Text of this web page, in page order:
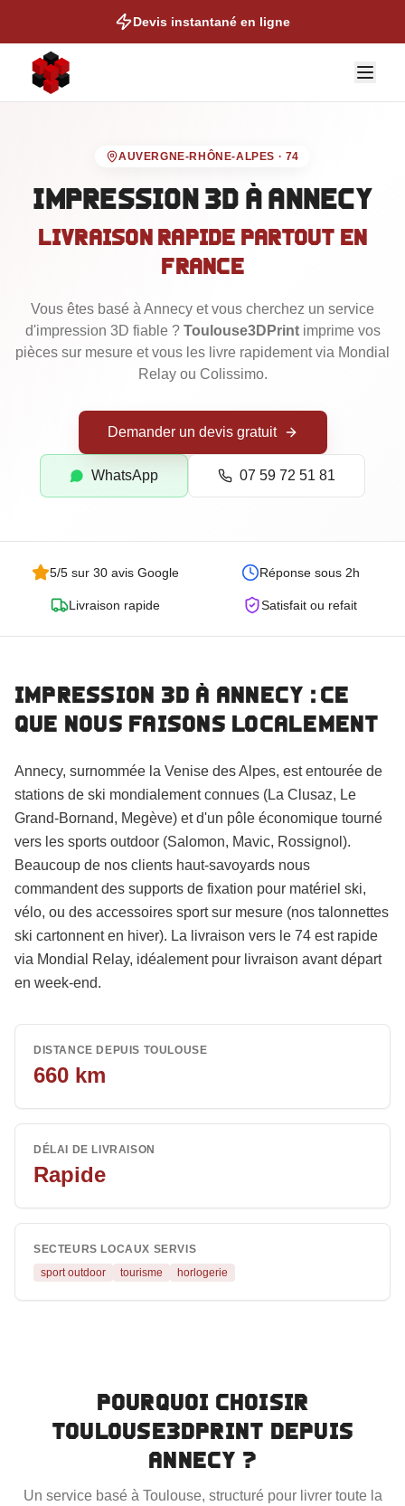
Devis instantané en ligne
NOS EXPERTISES
Cosplay & Props
Figurines & Collection
Talonettes de Ski
Trophées Personnalisés
Maquettes d'Architecture
Commander
AUVERGNE-RHÔNE-ALPES · 74
Impression 3D à Annecy
Livraison rapide partout en
France
Vous êtes basé à Annecy et vous cherchez un service
d'impression 3D fiable ? Toulouse3DPrintimprime vos
pièces sur mesure et vous les livre rapidement via Mondial
Relay ou Colissimo.
Demander un devis gratuit
WhatsApp 07 59 72 51 81
5/5 sur 30 avis Google Réponse sous 2h
Livraison rapide Satisfait ou refait
Impression 3D à Annecy : ce
que nous faisons localement
Annecy, surnommée la Venise des Alpes, est entourée de
stations de ski mondialement connues (La Clusaz, Le
Grand-Bornand, Megève) et d'un pôle économique tourné
vers les sports outdoor (Salomon, Mavic, Rossignol).
Beaucoup de nos clients haut-savoyards nous
commandent des supports de fixation pour matériel ski,
vélo, ou des accessoires sport sur mesure (nos talonnettes
ski cartonnent en hiver). La livraison vers le 74 est rapide
via Mondial Relay, idéalement pour livraison avant départ
en week-end.
DISTANCE DEPUIS TOULOUSE
660 km
DÉLAI DE LIVRAISON
Rapide
SECTEURS LOCAUX SERVIS
sport outdoor
tourisme horlogerie
Pourquoi choisir
Toulouse3DPrint depuis
Annecy ?
Un service basé à Toulouse, structuré pour livrer toute la